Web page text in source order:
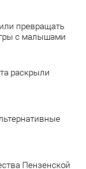
превращать
с малышами
раскрыли
Пензенской